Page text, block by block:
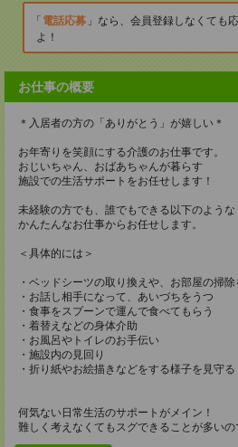
電話応募
なら、会員登録しなくても
よ！
お仕事の概要
＊入居者の方の「ありがとう」が嬉しい＊
お年寄りを笑顔にする介護のお仕事です。
おじいちゃん、おばあちゃんが暮らす
施設での生活サポートをお任せします！
未経験の方でも、誰でもできる以下のような
かんたんなお仕事からお任せします。
＜具体的には＞
・ベッドシーツの取り換えや、お部屋の掃除
・お話し相手になって、あいづちをうつ
・食事をスプーンで運んで食べてもらう
・着替えなどの身体介助
・お風呂やトイレのお手伝い
・施設内の見回り
・折り紙やお絵描きなどをする様子を見守る
何気ない日常生活のサポートがメイン！
難しく考えなくてもスグできることが多いの